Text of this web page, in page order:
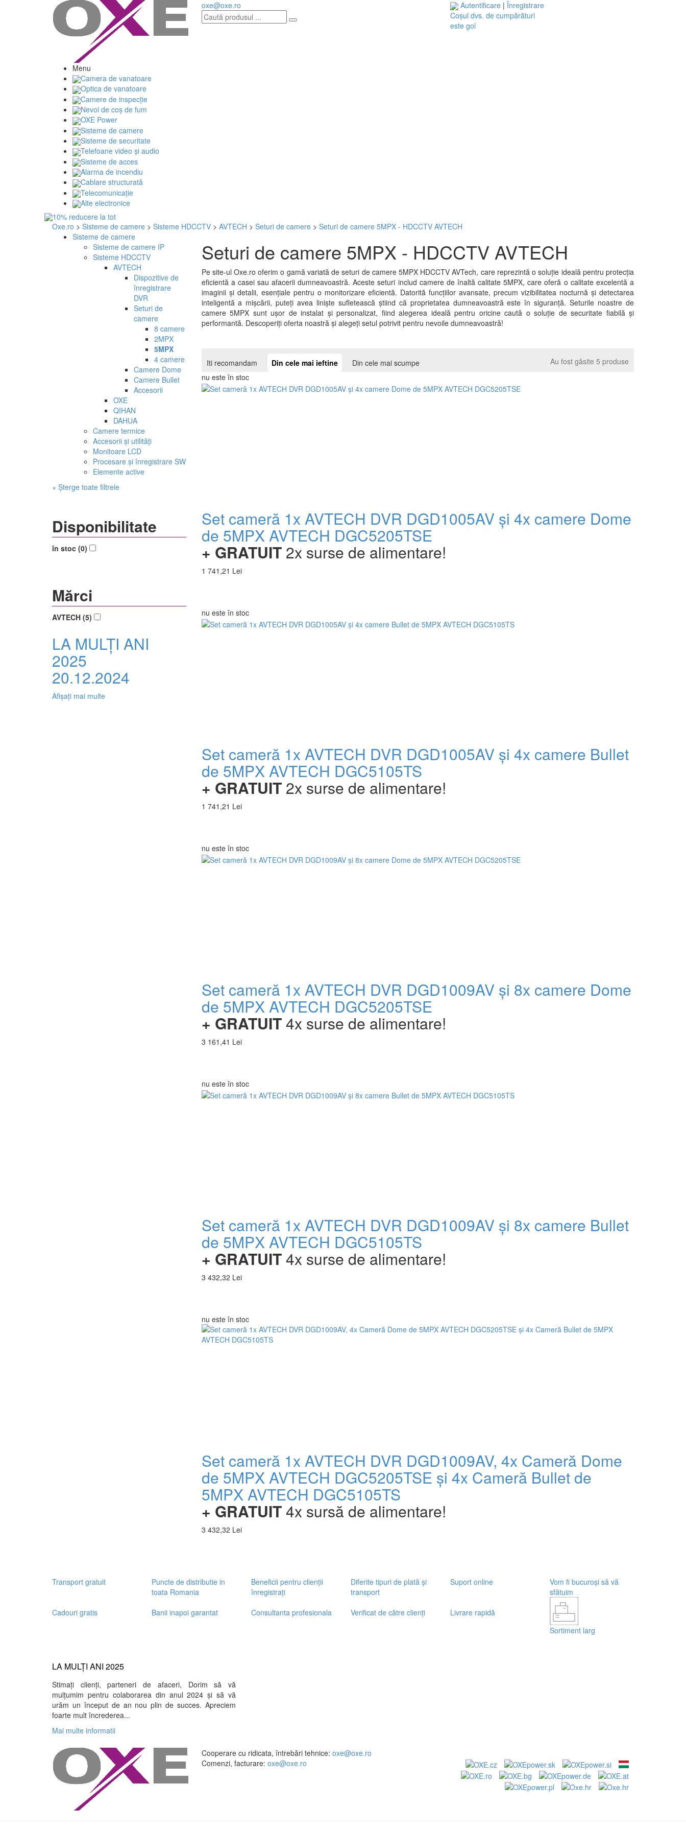
oxe@oxe.ro Autentificare | Înregistrare
Coșul dvs. de cumpărături
este gol
Menu
Camera de vanatoare
Optica de vanatoare
Camere de inspecție
Nevoi de coș de fum
OXE Power
Sisteme de camere
Sisteme de securitate
Telefoane video și audio
Sisteme de acces
Alarma de incendiu
Cablare structurată
Telecomunicaţie
Alte electronice
Oxe.ro > Sisteme de camere > Sisteme HDCCTV > AVTECH > Seturi de camere > Seturi de camere 5MPX - HDCCTV AVTECH
Sisteme de camere
Sisteme de camere IP
Sisteme HDCCTV
AVTECH
Dispozitive de
înregistrare
DVR
Seturi de
camere
8 camere
2MPX
5MPX
4 camere
Camere Dome
Camere Bullet
Accesorii
OXE
QIHAN
DAHUA
Camere termice
Accesorii și utilități
Monitoare LCD
Procesare și înregistrare SW
Elemente active
× Șterge toate filtrele
Disponibilitate
în stoc (0)
Mărci
AVTECH (5)
LA MULȚI ANI
2025
20.12.2024
Afișați mai multe
Seturi de camere 5MPX - HDCCTV AVTECH
Pe site-ul Oxe.ro oferim o gamă variată de seturi de camere 5MPX HDCCTV AVTech, care reprezintă o soluție ideală pentru protecția
eficientă a casei sau afacerii dumneavoastră. Aceste seturi includ camere de înaltă calitate 5MPX, care oferă o calitate excelentă a
imaginii și detalii, esențiale pentru o monitorizare eficientă. Datorită funcțiilor avansate, precum vizibilitatea nocturnă și detectarea
inteligentă a mișcării, puteți avea liniște sufletească știind că proprietatea dumneavoastră este în siguranță. Seturile noastre de
camere 5MPX sunt ușor de instalat și personalizat, fiind alegerea ideală pentru oricine caută o soluție de securitate fiabilă și
performantă. Descoperiți oferta noastră și alegeți setul potrivit pentru nevoile dumneavoastră!
Iti recomandam Din cele mai ieftine Din cele mai scumpe
Au fost găsite 5 produse
nu este în stoc
Set cameră 1x AVTECH DVR DGD1005AV și 4x camere Dome
de 5MPX AVTECH DGC5205TSE
+ GRATUIT2x surse de alimentare!
1 741,21 Lei
nu este în stoc
Set cameră 1x AVTECH DVR DGD1005AV și 4x camere Bullet
de 5MPX AVTECH DGC5105TS
+ GRATUIT2x surse de alimentare!
1 741,21 Lei
nu este în stoc
Set cameră 1x AVTECH DVR DGD1009AV și 8x camere Dome
de 5MPX AVTECH DGC5205TSE
+ GRATUIT4x surse de alimentare!
3 161,41 Lei
nu este în stoc
Set cameră 1x AVTECH DVR DGD1009AV și 8x camere Bullet
de 5MPX AVTECH DGC5105TS
+ GRATUIT4x surse de alimentare!
3 432,32 Lei
nu este în stoc
Set cameră 1x AVTECH DVR DGD1009AV, 4x Cameră Dome
de 5MPX AVTECH DGC5205TSE și 4x Cameră Bullet de
5MPX AVTECH DGC5105TS
+ GRATUIT4x sursă de alimentare!
3 432,32 Lei
Transport gratuit
Puncte de distributie in
toata Romania
Beneficii pentru clienții
înregistrați
Diferite tipuri de plată și
transport
Suport online
Vom fi bucuroși să vă
sfătuim
Cadouri gratis
Banii inapoi garantat Consultanta profesionala Verificat de către clienți
Livrare rapidă
Sortiment larg
LA MULȚI ANI 2025
Stimați clienți, parteneri de afaceri, Dorim să vă
mulțumim pentru colaborarea din anul 2024 și să vă
urăm un început de an nou plin de succes. Apreciem
foarte mult încrederea...
Mai multe informatii
Cooperare cu ridicata, întrebări tehnice: oxe@oxe.ro
Comenzi, facturare: oxe@oxe.ro